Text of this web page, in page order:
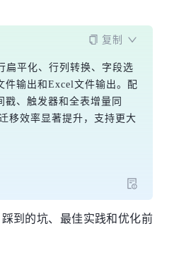
复制
扁平化、行列转换、字段选
件输出和Excel文件输出。配
、触发器和全表增量同
移效率显著提升，支持更大
到的坑、最佳实践和优化前